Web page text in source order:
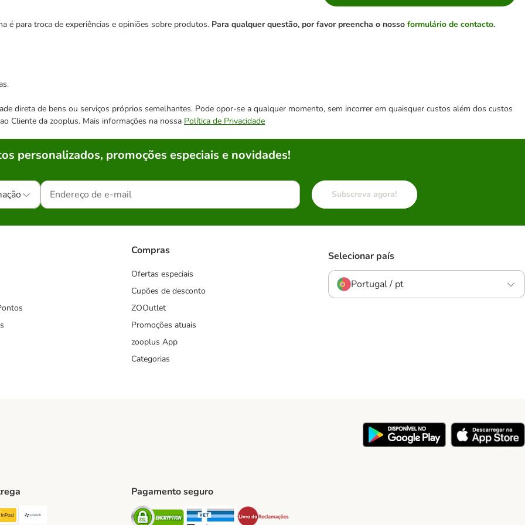
é para troca de experiências e opiniões sobre produtos. Para qualquer questão, por favor preencha o nosso formulário de contacto.
direta de bens ou serviços próprios semelhantes. Pode opor-se a qualquer momento, sem incorrer em quaisquer custos além dos custos
Cliente da zooplus. Mais informações na nossa Política de Privacidade
personalizados, promoções especiais e novidades!
Subscreva agora!
Compras
Ofertas especiais
Cupões de desconto
ZOOutlet
Promoções atuais
zooplus App
Categorias
Selecionar país
Portugal / pt
MethodShipping Method
InPost Shipping Method
Paack Shipping Method
Pagamento seguro
Security Security